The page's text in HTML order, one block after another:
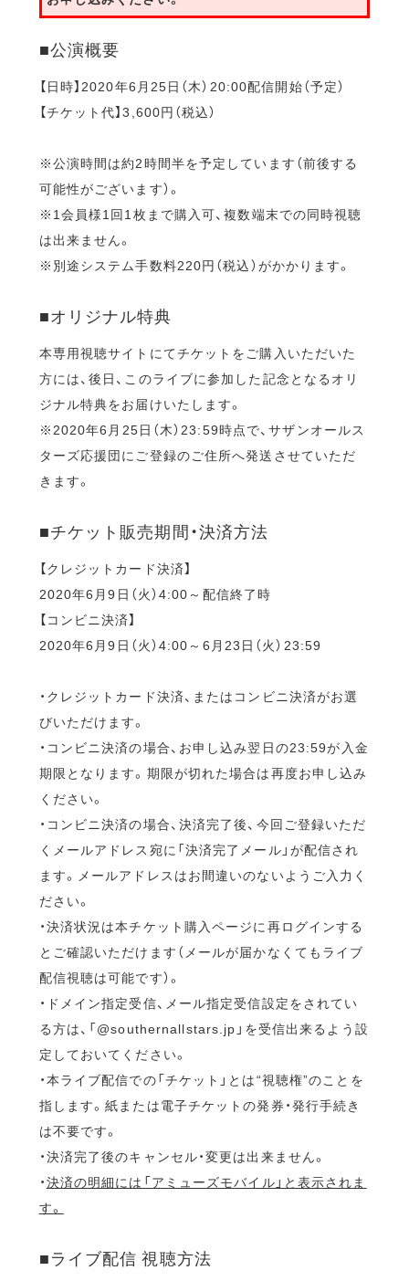
■公演概要
【日時】2020年6月25日（木）20:00配信開始（予定）
【チケット代】3,600円（税込）
※公演時間は約2時間半を予定しています（前後する
可能性がございます）。
※1会員様1回1枚まで購入可、複数端末での同時視聴
は出来ません。
※別途システム手数料220円（税込）がかかります。
■オリジナル特典
本専用視聴サイトにてチケットをご購入いただいた
方には、後日、このライブに参加した記念となるオリ
ジナル特典をお届けいたします。
※2020年6月25日（木）23:59時点で、サザンオールス
ターズ応援団にご登録のご住所へ発送させていただ
きます。
■チケット販売期間・決済方法
【クレジットカード決済】
2020年6月9日（火）4:00～配信終了時
【コンビニ決済】
2020年6月9日（火）4:00～6月23日（火）23:59
・クレジットカード決済、またはコンビニ決済がお選
びいただけます。
・コンビニ決済の場合、お申し込み翌日の23:59が入金
期限となります。期限が切れた場合は再度お申し込み
ください。
・コンビニ決済の場合、決済完了後、今回ご登録いただ
くメールアドレス宛に「決済完了メール」が配信され
ます。メールアドレスはお間違いのないようご入力く
ださい。
・決済状況は本チケット購入ページに再ログインする
とご確認いただけます（メールが届かなくてもライブ
配信視聴は可能です）。
・ドメイン指定受信、メール指定受信設定をされてい
る方は、「@southernallstars.jp」を受信出来るよう設
定しておいてください。
・本ライブ配信での「チケット」とは“視聴権”のことを
指します。紙または電子チケットの発券・発行手続き
は不要です。
・決済完了後のキャンセル・変更は出来ません。
・決済の明細には「アミューズモバイル」と表示されま
す。
■ライブ配信 視聴方法